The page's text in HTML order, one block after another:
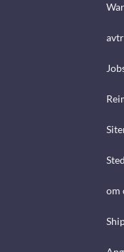
om